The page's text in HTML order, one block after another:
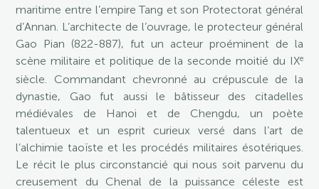
maritime entre l’empire Tang et son Protectorat général
d’Annan. L’architecte de l’ouvrage, le protecteur général
Gao Pian (822-887), fut un acteur proéminent de la
scène militaire et politique de la seconde moitié du IXe
siècle. Commandant chevronné au crépuscule de la
dynastie, Gao fut aussi le bâtisseur des citadelles
médiévales de Hanoi et de Chengdu, un poète
talentueux et un esprit curieux versé dans l’art de
l’alchimie taoïste et les procédés militaires ésotériques.
Le récit le plus circonstancié qui nous soit parvenu du
creusement du Chenal de la puissance céleste est